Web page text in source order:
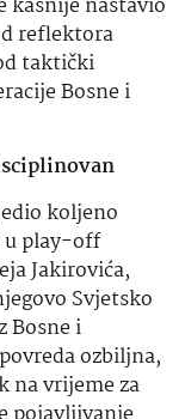
reflektora
taktički
Bosne i
koljeno
u play-off
Jakirovića,
Svjetsko
Bosne i
ozbiljna,
na vrijeme za